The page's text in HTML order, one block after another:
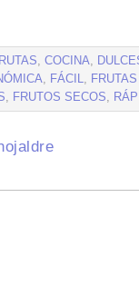
, COCINA,
, FÁCIL,
, FRUTOS SECOS,